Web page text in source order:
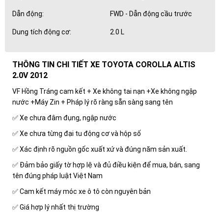
Dẫn động: FWD - Dẫn động cầu trước
Dung tích động cơ: 2.0 L
THÔNG TIN CHI TIẾT XE TOYOTA COROLLA ALTIS
2.0V 2012
VF Hồng Tráng cam kết + Xe không tai nạn +Xe không ngập
nước +Máy Zin + Pháp lý rõ ràng sẵn sàng sang tên
✅ Xe chưa đâm đụng, ngập nước
✅ Xe chưa từng đại tu động cơ và hộp số
✅ Xác định rõ nguồn gốc xuất xứ và đúng năm sản xuất.
✅ Đảm bảo giấy tờ hợp lệ và đủ điều kiện để mua, bán, sang
tên đúng pháp luật Việt Nam
✅ Cam kết máy móc xe ô tô còn nguyên bản
✅ Giá hợp lý nhất thị trường